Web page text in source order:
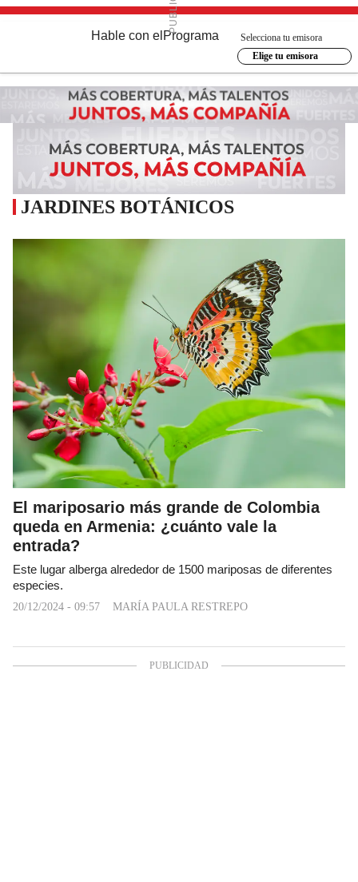
Hable con el Programa
Selecciona tu emisora
Elige tu emisora
JARDINES BOTÁNICOS
El mariposario más grande de Colombia
queda en Armenia: ¿cuánto vale la
entrada?
Este lugar alberga alrededor de 1500 mariposas de diferentes
especies.
20/12/2024 - 09:57 MARÍA PAULA RESTREPO